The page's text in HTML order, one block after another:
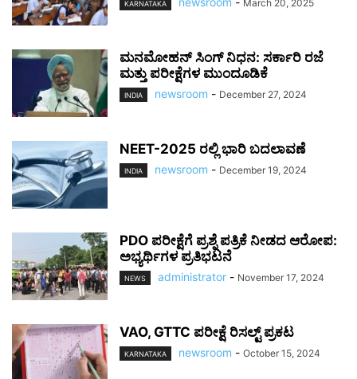
KARNATAKA March 20, 2025
ಮನಮೋಹನ್ ಸಿಂಗ್ ನಿಧನ: ಸರ್ಕಾರಿ ರಜೆ
ಮತ್ತು ಪರೀಕ್ಷೆಗಳ ಮುಂದೂಡಿಕೆ
INDIA newsroom - December 27, 2024
NEET-2025 ರಲ್ಲಿ ಭಾರಿ ಬದಲಾವಣೆ
INDIA newsroom - December 19, 2024
PDO ಪರೀಕ್ಷೆಗೆ ಪ್ರಶ್ನೆ ಪತ್ರಿಕೆ ನೀಡದ ಆರೋಪ:
ಅಭ್ಯರ್ಥಿಗಳ ಪ್ರತಿಭಟನೆ
NEWS administrator - November 17, 2024
VAO, GTTC ಪರೀಕ್ಷೆ ರಿಸಲ್ಟ್ ಪ್ರಕಟ
KARNATAKA newsroom - October 15, 2024